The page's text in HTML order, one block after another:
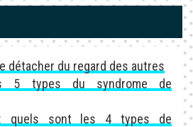
détacher du regard des autres
5 types du syndrome de
: quels sont les 4 types de